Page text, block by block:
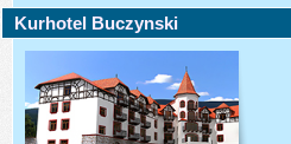
Kurhotel Buczynski